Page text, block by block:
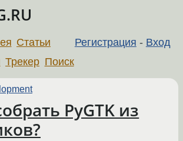
Регистрация - Вход
Статьи
Трекер Поиск
PyGTK из